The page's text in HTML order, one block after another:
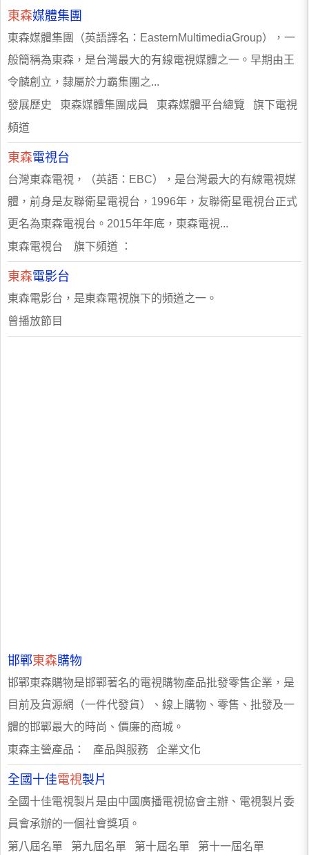
東森媒體集團
東森媒體集團（英語譯名：EasternMultimediaGroup），一
般簡稱為東森，是台灣最大的有線電視媒體之一。早期由王
令麟創立，隸屬於力霸集團之...
發展歷史 東森媒體集團成員 東森媒體平台總覽 旗下電視
頻道
東森電視台
台灣東森電視，（英語：EBC），是台灣最大的有線電視媒
體，前身是友聯衛星電視台，1996年，友聯衛星電視台正式
更名為東森電視台。2015年年底，東森電視...
東森電視台 旗下頻道 ：
東森電影台
東森電影台，是東森電視旗下的頻道之一。
曾播放節目
邯鄲東森購物
邯鄲東森購物是邯鄲著名的電視購物產品批發零售企業，是
目前及貨源網（一件代發貨）、線上購物、零售、批發及一
體的邯鄲最大的時尚、價廉的商城。
東森主營產品： 產品與服務 企業文化
全國十佳電視製片
全國十佳電視製片是由中國廣播電視協會主辦、電視製片委
員會承辦的一個社會獎項。
第八屆名單 第九屆名單 第十屆名單 第十一屆名單